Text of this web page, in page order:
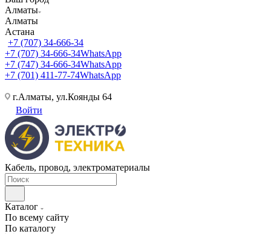
Алматы
Алматы
Астана
+7 (707) 34-666-34
+7 (707) 34-666-34WhatsApp
+7 (747) 34-666-34WhatsApp
+7 (701) 411-77-74WhatsApp
г.Алматы, ул.Коянды 64
Войти
Кабель, провод, электроматериалы
Каталог
По всему сайту
По каталогу